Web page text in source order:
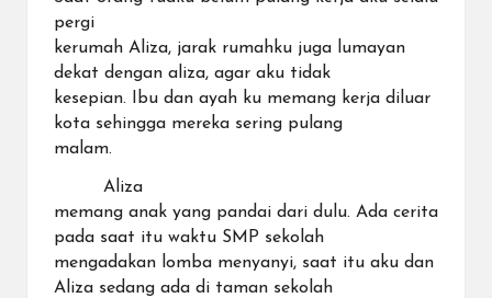
pergi
kerumah Aliza, jarak rumahku juga lumayan
dekat dengan aliza, agar aku tidak
kesepian. Ibu dan ayah ku memang kerja diluar
kota sehingga mereka sering pulang
malam.
Aliza
memang anak yang pandai dari dulu. Ada cerita
pada saat itu waktu SMP sekolah
mengadakan lomba menyanyi, saat itu aku dan
Aliza sedang ada di taman sekolah